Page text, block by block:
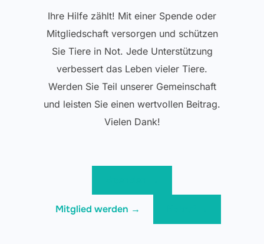
Ihre Hilfe zählt! Mit einer Spende oder
Mitgliedschaft versorgen und schützen
Sie Tiere in Not. Jede Unterstützung
verbessert das Leben vieler Tiere.
Werden Sie Teil unserer Gemeinschaft
und leisten Sie einen wertvollen Beitrag.
Vielen Dank!
Mitglied werden →